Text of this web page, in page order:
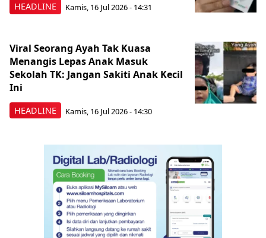
HEADLINE Kamis, 16 Jul 2026 - 14:31
HEADLINE
Viral Seorang Ayah Tak Kuasa
Menangis Lepas Anak Masuk
Sekolah TK: Jangan Sakiti Anak Kecil
Ini
Kamis, 16 Jul 2026 - 14:30